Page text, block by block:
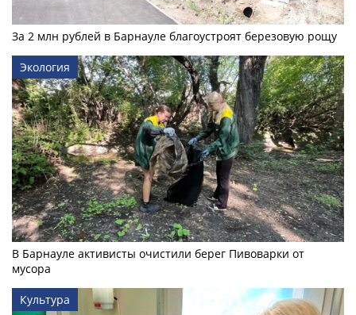
За 2 млн рублей в Барнауле благоустроят березовую рощу
Экология
В Барнауле активисты очистили берег Пивоварки от
мусора
Культура